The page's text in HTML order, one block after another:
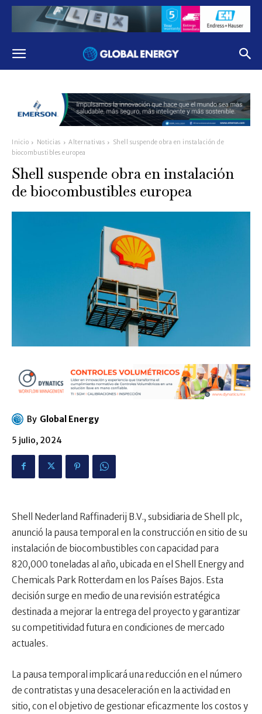
Inicio Noticias Alternativas
Shell suspende obra en instalación de
biocombustibles europea
Shell suspende obra en instalación
de biocombustibles europea
By Global Energy
5 julio, 2024
Shell Nederland Raffinaderij B.V., subsidiaria de Shell plc,
anunció la pausa temporal en la construcción en sitio de su
instalación de biocombustibles con capacidad para
820,000 toneladas al año, ubicada en el Shell Energy and
Chemicals Park Rotterdam en los Países Bajos. Esta
decisión surge en medio de una revisión estratégica
destinada a mejorar la entrega del proyecto y garantizar
su competitividad futura en condiciones de mercado
actuales.
La pausa temporal implicará una reducción en el número
de contratistas y una desaceleración en la actividad en
sitio, con el objetivo de gestionar eficazmente los costos y